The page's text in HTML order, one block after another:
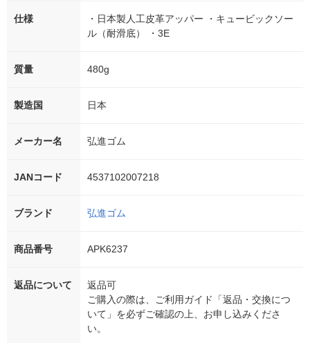
仕様
・日本製人工皮革アッパー ・キュービックソー
ル（耐滑底） ・3E
質量 480g
製造国 日本
メーカー名 弘進ゴム
JANコード 4537102007218
ブランド 弘進ゴム
商品番号 APK6237
返品について
返品可
ご購入の際は、ご利用ガイド「返品・交換につ
いて」を必ずご確認の上、お申し込みくださ
い。